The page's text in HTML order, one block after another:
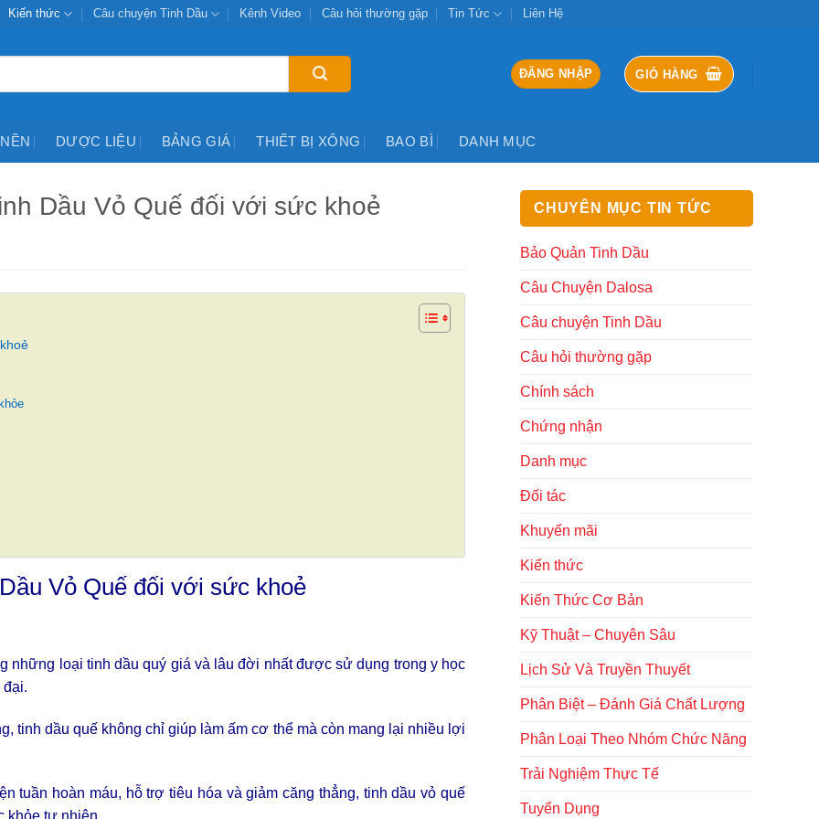
Kiến thức Câu chuyện Tinh Dầu Kênh Video Câu hỏi thường gặp Tin Tức Liên Hệ
ĐĂNG NHẬP GIỎ HÀNG
DƯỢC LIỆU BẢNG GIÁ THIẾT BỊ XÔNG BAO BÌ DANH MỤC
Dầu Vỏ Quế đối với sức khoẻ
Vỏ Quế đối với sức khoẻ
những loại tinh dầu quý giá và lâu đời nhất được sử dụng trong y học
tinh dầu quế không chỉ giúp làm ấm cơ thể mà còn mang lại nhiều lợi
tuần hoàn máu, hỗ trợ tiêu hóa và giảm căng thẳng, tinh dầu vỏ quế
CHUYÊN MỤC TIN TỨC
Bảo Quản Tinh Dầu
Câu Chuyện Dalosa
Câu chuyện Tinh Dầu
Câu hỏi thường gặp
Chính sách
Chứng nhận
Danh mục
Đối tác
Khuyến mãi
Kiến thức
Kiến Thức Cơ Bản
Kỹ Thuật – Chuyên Sâu
Lịch Sử Và Truyền Thuyết
Phân Biệt – Đánh Giá Chất Lượng
Phân Loại Theo Nhóm Chức Năng
Trải Nghiệm Thực Tế
Tuyển Dụng